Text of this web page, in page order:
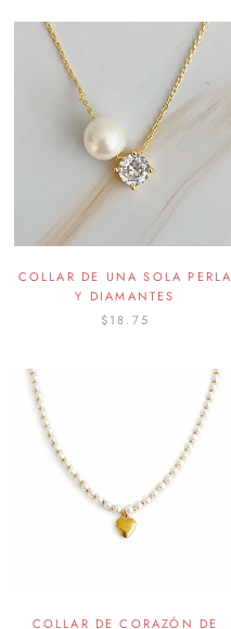
COLLAR DE UNA SOLA PERLA
Y DIAMANTES
$18.75
COLLAR DE CORAZÓN DE